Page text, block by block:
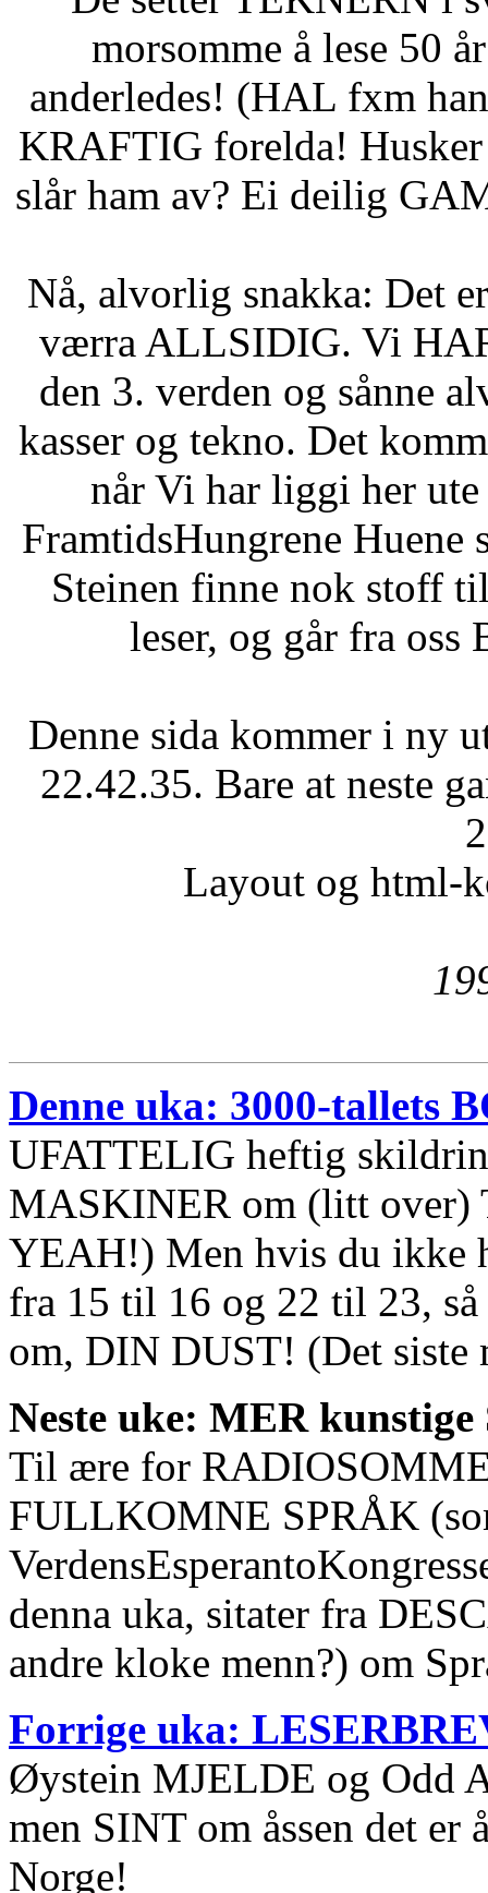
morsomme å lese 50
anderledes! (HAL fxm
KRAFTIG forelda! Husker
slår ham av? Ei deilig
Nå, alvorlig snakka: Det
værra ALLSIDIG. Vi
den 3. verden og sånne
kasser og tekno. Det
når Vi har liggi her ute
FramtidsHungrene
Steinen finne nok stoff
leser, og går fra
Denne sida kommer i ny
22.42.35. Bare at neste
Layout og html-
Denne uka: 3000-tallets
UFATTELIG heftig
MASKINER om (litt
YEAH!) Men hvis du ikke
fra 15 til 16 og 22 til 23,
om, DIN DUST! (Det siste
Neste uke: MER
Til ære for
FULLKOMNE SPRÅK
denna uka, sitater fra
andre kloke menn?) om
Forrige uka:
Øystein MJELDE og Odd
men SINT om åssen det
Norge!